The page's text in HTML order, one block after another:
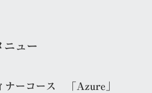
ュー
ナーコース 「Azure」